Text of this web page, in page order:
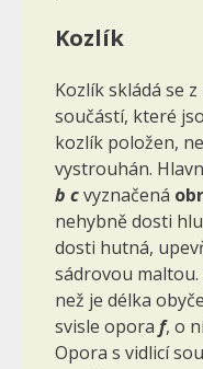
Kozlík
Kozlík skládá se
součástí, které
kozlík položen,
vystrouhán.
b cvyznačená
nehybně dosti
dosti hutná,
sádrovou maltou.
než je délka
svisle opora f, o
Opora s vidlicí